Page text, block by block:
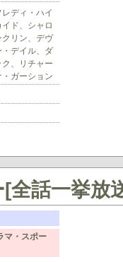
ディ・ハイ
ド、シャロ
リン、デヴ
・デイル、ダ
、リチャー
・ガーション
全話一挙放
・スポー